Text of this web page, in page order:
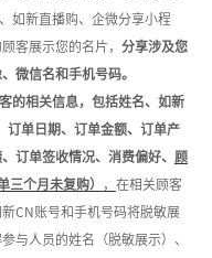
如新直播购、企微分享小程
客展示您的名片， 分享涉及您
微信名和手机号码。
的相关信息，包括姓名、如新
订单日期、订单金额、订单产
订单签收情况、消费偏好、 顾
三个月未复购） ， 在相关顾客
新CN账号和手机号码将脱敏展
与人员的姓名（脱敏展示）、